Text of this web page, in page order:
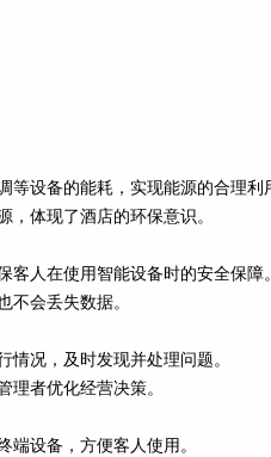
等设备的能耗，实现能源的合理利
，体现了酒店的环保意识。
客人在使用智能设备时的安全保障。
会丢失数据。
情况，及时发现并处理问题。
者优化经营决策。
端设备，方便客人使用。